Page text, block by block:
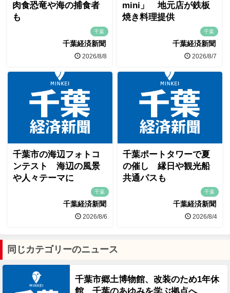
肉食恐竜や海の捕食者
も
千葉
千葉経済新聞
2026/8/8
mini」 地元店が鉄板
焼き料理提供
千葉
千葉経済新聞
2026/8/7
千葉市の海辺フォトコ
ンテスト 海辺の風景
や人々テーマに
千葉
千葉経済新聞
2026/8/6
千葉ポートタワーで夏
の催し 縁日や観光船
共通パスも
千葉
千葉経済新聞
2026/8/4
同じカテゴリーのニュース
千葉市郷土博物館、改装のため1年休